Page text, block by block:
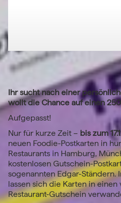
Ihr sucht nach einer
wollt die Chance auf einen
Aufgepasst!
Nur für kurze Zeit – bis zum
neuen Foodie-Postkarten in
Restaurants in Hamburg,
kostenlosen Gutschein-
sogenannten Edgar-Ständern.
lassen sich die Karten in
Restaurant-Gutschein